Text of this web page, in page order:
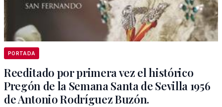
PORTADA
Reeditado por primera vez el histórico
Pregón de la Semana Santa de Sevilla 1956
de Antonio Rodríguez Buzón.